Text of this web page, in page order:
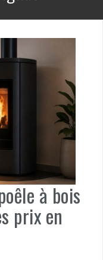
à bois
prix en